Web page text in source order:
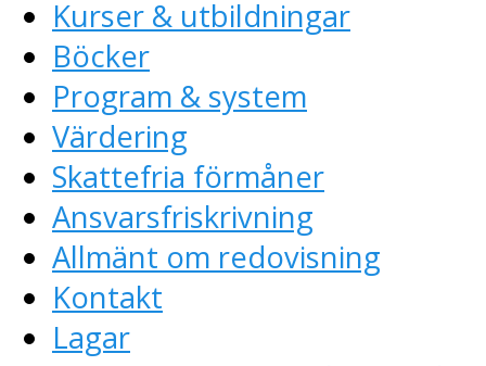
Kurser & utbildningar
Böcker
Program & system
Värdering
Skattefria förmåner
Ansvarsfriskrivning
Allmänt om redovisning
Kontakt
Lagar